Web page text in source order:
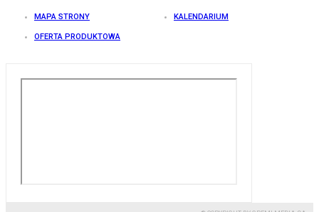
MAPA STRONY KALENDARIUM
OFERTA PRODUKTOWA